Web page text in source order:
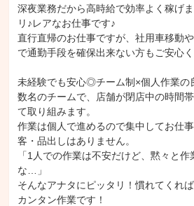
深夜業務だから高時給で効率よく稼げ
リ♪レアなお仕事です♪
直行直帰のお仕事ですが、社用車移動
で通勤手段を確保出来ない方もご安心く
未経験でも安心◎チーム制×個人作業の
数名のチームで、店舗が閉店中の時間
て取り組みます。
作業は個人で進めるので集中してお仕
客・品出しはありません。
「1人での作業は不安だけど、黙々と
な…」
そんなアナタにピッタリ！慣れてくれ
カンタン作業です！